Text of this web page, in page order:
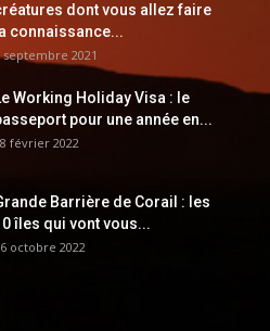
dont vous allez faire
la connaissance...
septembre 2021
Working Holiday Visa : le
pour une année en...
février 2022
Barrière de Corail : les
îles qui vont vous...
octobre 2022